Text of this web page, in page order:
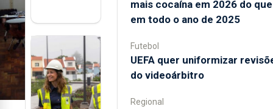
está de
aos
Açores
mais cocaína em 2026 do que
em todo o ano de 2025
Futebol
UEFA quer uniformizar
do videoárbitro
Regional